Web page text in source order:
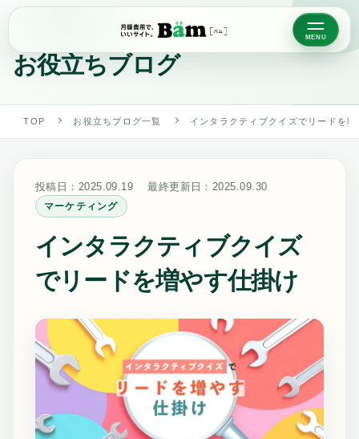
お役立ちブログ
TOP お役立ちブログ一覧 インタラクティブクイズでリードを
投稿日： 2025.09.19 最終更新日： 2025.09.30
マーケティング
インタラクティブクイズ
でリードを増やす仕掛け